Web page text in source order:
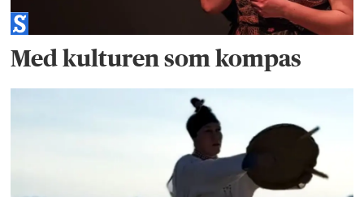
Med kulturen som kompas